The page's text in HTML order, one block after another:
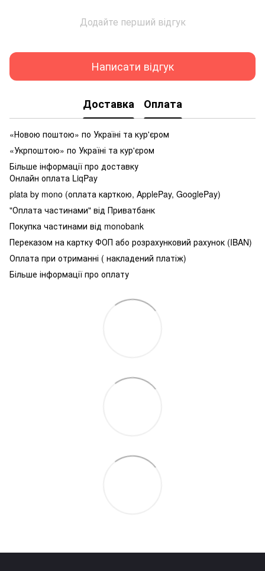
Додайте перший відгук
Написати відгук
Доставка Оплата
«Новою поштою» по Україні та кур'єром
«Укрпоштою» по Україні та кур'єром
Більше інформації про доставку
Онлайн оплата LiqPay
plata by mono (оплата карткою, ApplePay, GooglePay)
"Оплата частинами" від Приватбанк
Покупка частинами від monobank
Переказом на картку ФОП або розрахунковий рахунок (IBAN)
Оплата при отриманні ( накладений платіж)
Більше інформації про оплату